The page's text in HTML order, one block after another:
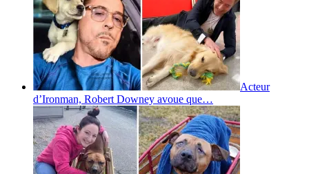
Acteur
d’Ironman, Robert Downey avoue que…